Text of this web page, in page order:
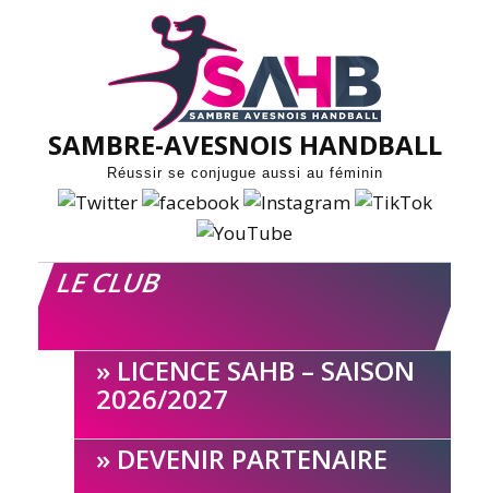
SAMBRE-AVESNOIS HANDBALL
Réussir se conjugue aussi au féminin
LE CLUB
LICENCE SAHB – SAISON
2026/2027
DEVENIR PARTENAIRE